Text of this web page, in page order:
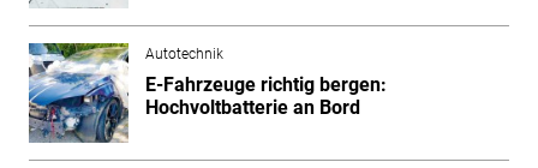
Autotechnik
E-Fahrzeuge richtig bergen:
Hochvoltbatterie an Bord